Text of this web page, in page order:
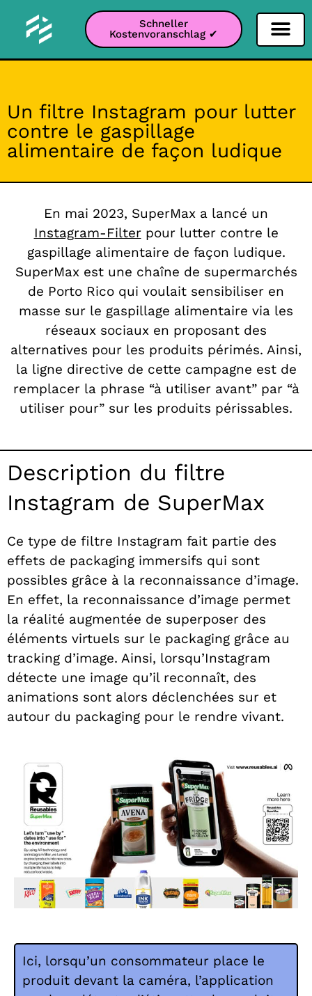
Schneller
Kostenvoranschlag ✔
Un filtre Instagram pour lutter
contre le gaspillage
alimentaire de façon ludique
En mai 2023, SuperMax a lancé un
Instagram-Filterpour lutter contre le
gaspillage alimentaire de façon ludique.
SuperMax est une chaîne de supermarchés
de Porto Rico qui voulait sensibiliser en
masse sur le gaspillage alimentaire via les
réseaux sociaux en proposant des
alternatives pour les produits périmés. Ainsi,
la ligne directive de cette campagne est de
remplacer la phrase “à utiliser avant” par “à
utiliser pour” sur les produits périssables.
Description du filtre
Instagram de SuperMax
Ce type de filtre Instagram fait partie des
effets de packaging immersifs qui sont
possibles grâce à la reconnaissance d’image.
En effet, la reconnaissance d’image permet
la réalité augmentée de superposer des
éléments virtuels sur le packaging grâce au
tracking d’image. Ainsi, lorsqu’Instagram
détecte une image qu’il reconnaît, des
animations sont alors déclenchées sur et
autour du packaging pour le rendre vivant.
Ici, lorsqu’un consommateur place le
produit devant la caméra, l’application